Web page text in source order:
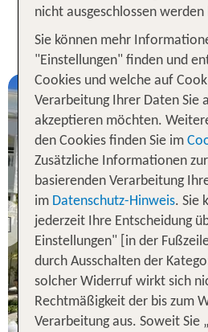
1 Woche
Flug - Unsere
Previous
7
nicht ausgeschlossen werden
Sie können mehr
"Einstellungen" finden und
Cookies und welche auf
Verarbeitung Ihrer Daten Sie
akzeptieren möchten.
den Cookies finden Sie im
Zusätzliche Informationen
basierenden Verarbeitung
im Datenschutz-Hinweis. Sie
jederzeit Ihre Entscheidung
Einstellungen" [in der
durch Ausschalten der
solcher Widerruf wirkt sich
Rechtmäßigkeit der bis zum
Verarbeitung aus. Soweit Sie